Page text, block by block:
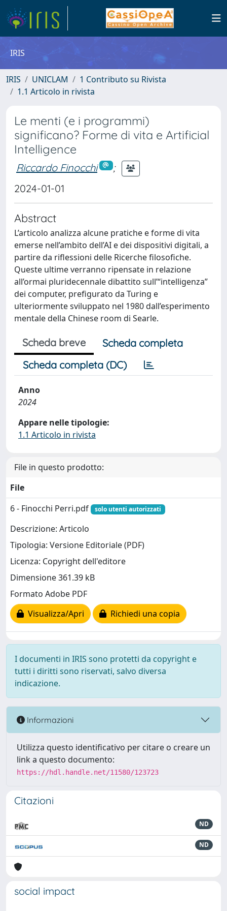
IRIS
IRIS UNICLAM
1 Contributo su Rivista
1.1 Articolo in rivista
Le menti (e i programmi)
significano? Forme di vita e Artificial
Intelligence
Riccardo Finocchi
;
2024-01-01
Abstract
L’articolo analizza alcune pratiche e forme di vita
emerse nell’ambito dell’AI e dei dispositivi digitali, a
partire da riflessioni delle Ricerche filosofiche.
Queste ultime verranno ripensate in relazione
all’ormai pluridecennale dibattito sull’“intelligenza”
dei computer, prefigurato da Turing e
ulteriormente sviluppato nel 1980 dall’esperimento
mentale della Chinese room di Searle.
Scheda breve
Scheda completa
Scheda completa (DC)
Anno
2024
Appare nelle tipologie:
1.1 Articolo in rivista
File in questo prodotto:
File
6 - Finocchi Perri.pdf
solo utenti autorizzati
Descrizione: Articolo
Tipologia: Versione Editoriale (PDF)
Licenza: Copyright dell'editore
Dimensione 361.39 kB
Formato Adobe PDF
Visualizza/Apri
Richiedi una copia
I documenti in IRIS sono protetti da copyright e
tutti i diritti sono riservati, salvo diversa
indicazione.
Informazioni
Utilizza questo identificativo per citare o creare un
link a questo documento:
https://hdl.handle.net/11580/123723
Citazioni
ND
ND
social impact